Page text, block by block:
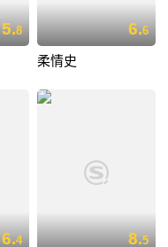
5.8 6.6
柔情史
6.4 8.5